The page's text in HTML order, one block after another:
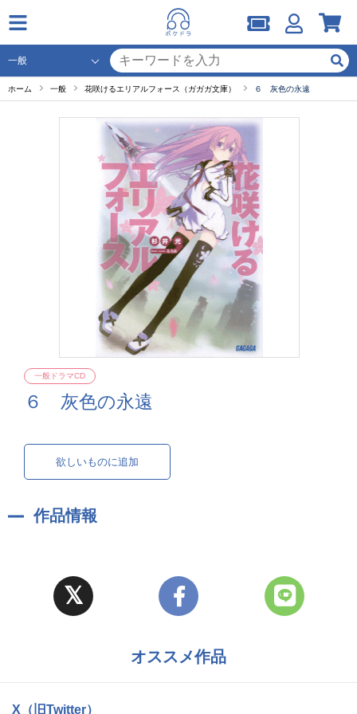
ホーム 一般 花咲けるエリアルフォース（ガガガ文庫） ６ 灰色の永遠
６ 灰色の永遠
一般ドラマCD
欲しいものに追加
作品情報
オススメ作品
X（旧Twitter）